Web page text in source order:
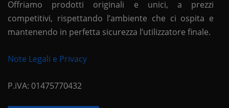
Offriamo prodotti originali e unici, a prezzi
competitivi, rispettando l’ambiente che ci ospita e
mantenendo in perfetta sicurezza l’utilizzatore finale.
Note Legali e Privacy
P.iVA: 01475770432